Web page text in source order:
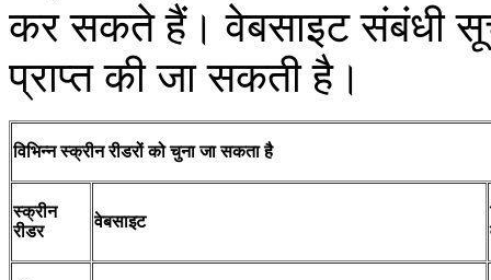
कर सकते हैं। वेबसाइट संबंधी
प्राप्‍त की जा सकती है।
विभिन्न स्‍क्रीन रीडरों को चुना जा सकता है
स्‍क्रीन
रीडर
वेबसाइट